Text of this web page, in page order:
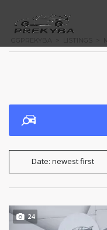
GGPREKYBA LISTINGS
Date: newest first
24